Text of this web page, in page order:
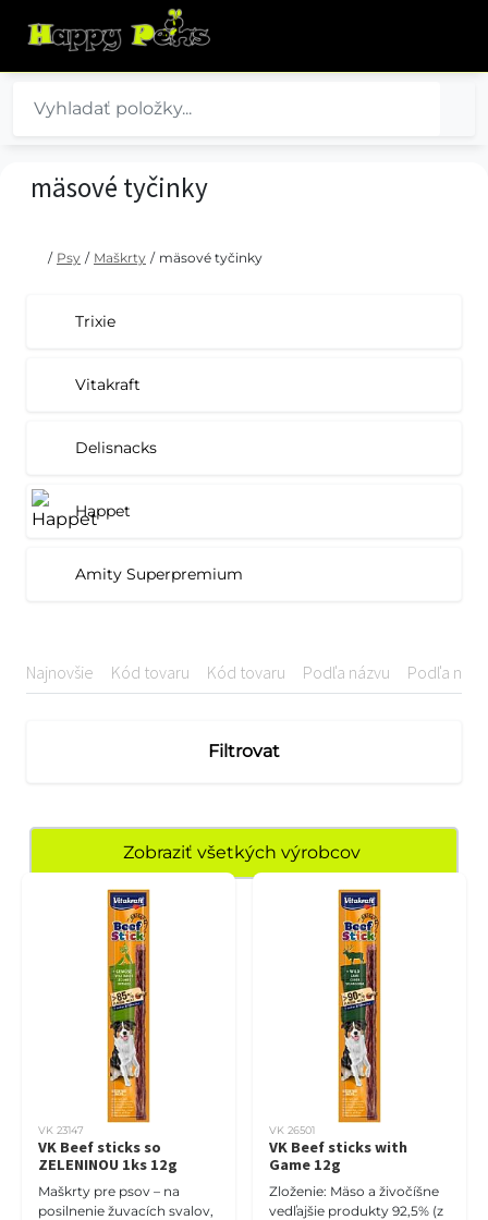
mäsové tyčinky
/ Psy / Maškrty / mäsové tyčinky
Trixie
Vitakraft
Delisnacks
Happet
Amity Superpremium
Najnovšie Kód tovaru Kód tovaru Podľa názvu Podľa
Filtrovat
Zobraziť všetkých výrobcov
VK 23147
VK Beef sticks so
ZELENINOU 1ks 12g
Maškrty pre psov – na
posilnenie žuvacích svalov,
VK 26501
VK Beef sticks with
Game 12g
Zloženie: Mäso a živočíšne
vedľajšie produkty 92,5% (z